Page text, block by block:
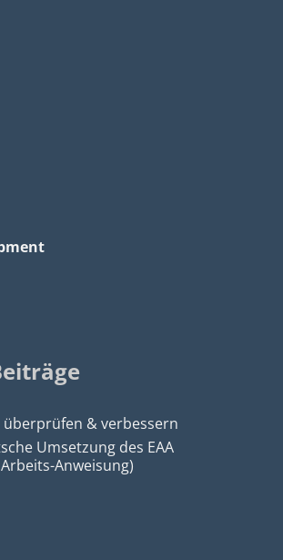
& verbessern
Umsetzung des EAA
Anweisung)